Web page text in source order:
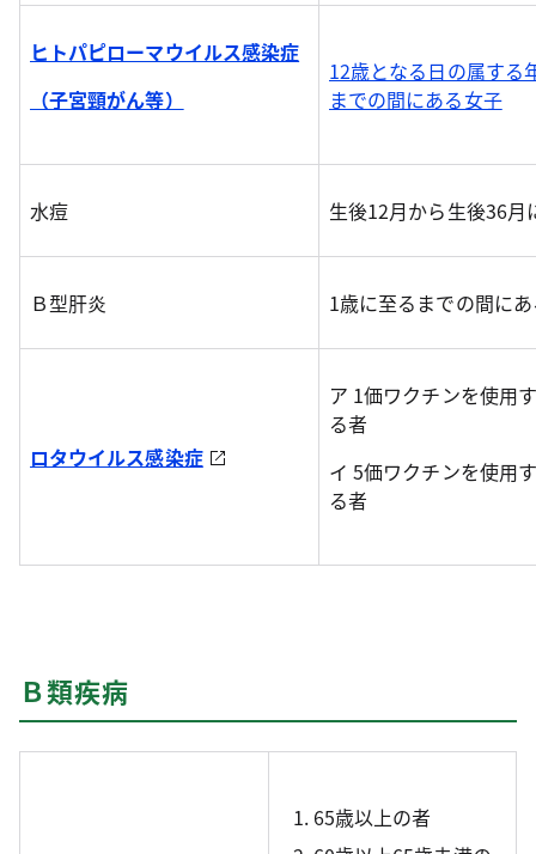
ヒトパピローマウイルス感染症
（子宮頸がん等）
12歳となる日の属する
までの間にある女子
水痘 生後12月から生後36
Ｂ型肝炎 1歳に至るまでの間に
ロタウイルス感染症
ア 1価ワクチンを使用
る者
イ 5価ワクチンを使用
る者
Ｂ類疾病
65歳以上の者